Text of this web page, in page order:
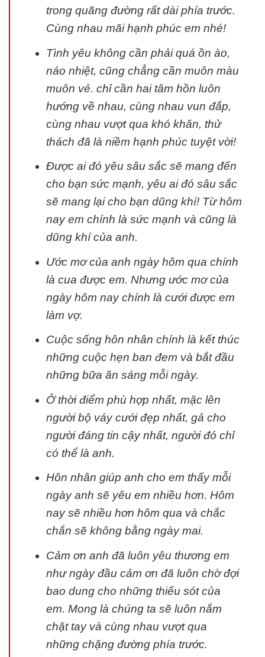
trong quãng đường rất dài phía trước.
Cùng nhau mãi hạnh phúc em nhé!
Tình yêu không cần phải quá ồn ào,
náo nhiệt, cũng chẳng cần muôn màu
muôn vẻ. chỉ cần hai tâm hồn luôn
hướng về nhau, cùng nhau vun đắp,
cùng nhau vượt qua khó khăn, thử
thách đã là niềm hạnh phúc tuyệt vời!
Được ai đó yêu sâu sắc sẽ mang đến
cho bạn sức mạnh, yêu ai đó sâu sắc
sẽ mang lại cho bạn dũng khí! Từ hôm
nay em chính là sức mạnh và cũng là
dũng khí của anh.
Ước mơ của anh ngày hôm qua chính
là cua được em. Nhưng ước mơ của
ngày hôm nay chính là cưới được em
làm vợ.
Cuộc sống hôn nhân chính là kết thúc
những cuộc hẹn ban đem và bắt đầu
những bữa ăn sáng mỗi ngày.
Ở thời điểm phù hợp nhất, mặc lên
người bộ váy cưới đẹp nhất, gả cho
người đáng tin cậy nhất, người đó chỉ
có thể là anh.
Hôn nhân giúp anh cho em thấy mỗi
ngày anh sẽ yêu em nhiều hơn. Hôm
nay sẽ nhiều hơn hôm qua và chắc
chắn sẽ không bằng ngày mai.
Cảm ơn anh đã luôn yêu thương em
như ngày đầu cảm ơn đã luôn chờ đợi
bao dung cho những thiếu sót của
em. Mong là chúng ta sẽ luôn nắm
chặt tay và cùng nhau vượt qua
những chặng đường phía trước.